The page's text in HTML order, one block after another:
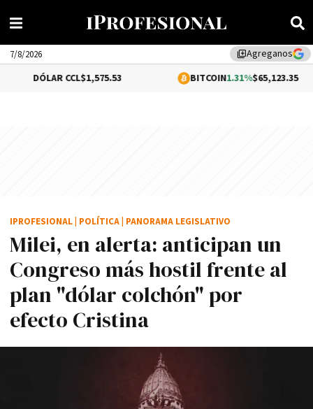
library_addAgreganos
7/8/2026
$1,575.53 1.31%$65,123.35
Milei, en alerta: anticipan un
Congreso más hostil frente al
plan "dólar colchón" por
efecto Cristina
IPROFESIONAL POLÍTICA PANORAMA LEGISLATIVO